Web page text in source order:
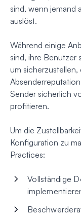
sind, wenn jemand
auslöst.
Während einige
sind, ihre Benutzer
um
Sender sicherlich
profitieren.
Um die
Konfiguration zu
Practices:
Vollständige